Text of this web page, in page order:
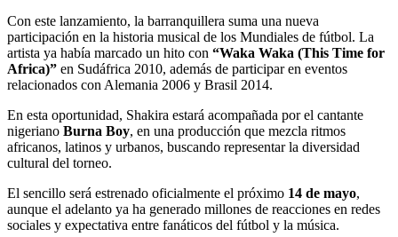
Con este lanzamiento, la barranquillera suma una nueva
participación en la historia musical de los Mundiales de fútbol. La
artista ya había marcado un hito con “Waka Waka (This Time for
Africa)” en Sudáfrica 2010, además de participar en eventos
relacionados con Alemania 2006 y Brasil 2014.
En esta oportunidad, Shakira estará acompañada por el cantante
nigeriano Burna Boy, en una producción que mezcla ritmos
africanos, latinos y urbanos, buscando representar la diversidad
cultural del torneo.
El sencillo será estrenado oficialmente el próximo 14 de mayo,
aunque el adelanto ya ha generado millones de reacciones en redes
sociales y expectativa entre fanáticos del fútbol y la música.